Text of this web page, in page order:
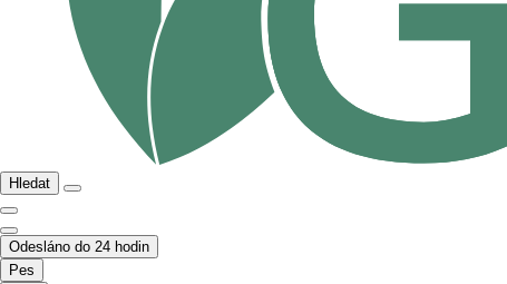
Hledat
Odesláno do 24 hodin
Pes